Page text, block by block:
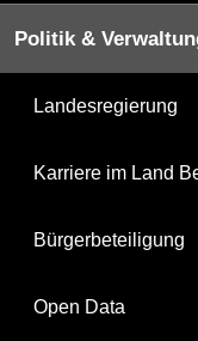
Politik &
Landesregierung
Karriere im Land
Bürgerbeteiligung
Open Data